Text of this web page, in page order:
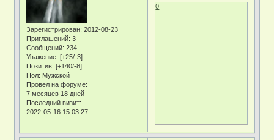
Зарегистрирован: 2012-08-23
Приглашений: 3
Сообщений: 234
Уважение: [+25/-3]
Позитив: [+140/-8]
Пол: Мужской
Провел на форуме:
7 месяцев 18 дней
Последний визит:
2022-05-16 15:03:27
0